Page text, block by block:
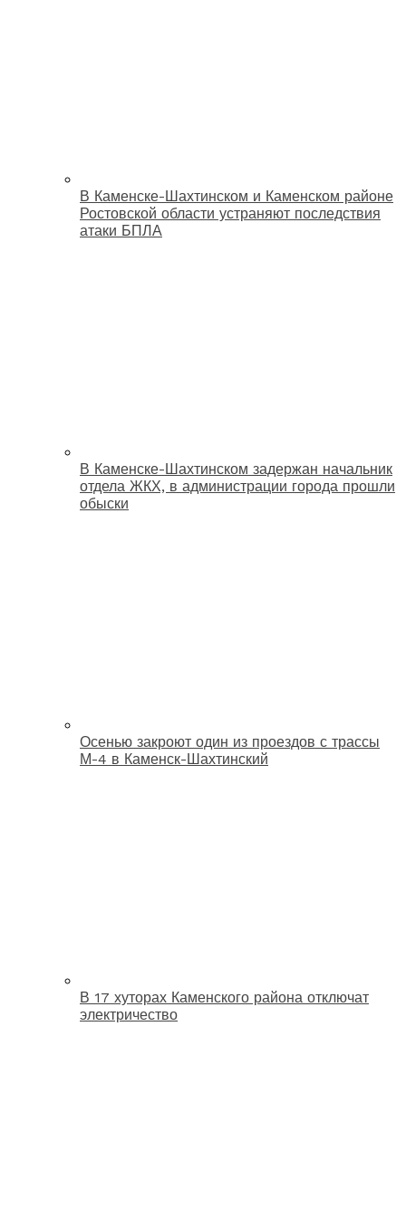
В Каменске-Шахтинском и Каменском районе
Ростовской области устраняют последствия
атаки БПЛА
В Каменске-Шахтинском задержан начальник
отдела ЖКХ, в администрации города прошли
обыски
Осенью закроют один из проездов с трассы
М-4 в Каменск-Шахтинский
В 17 хуторах Каменского района отключат
электричество